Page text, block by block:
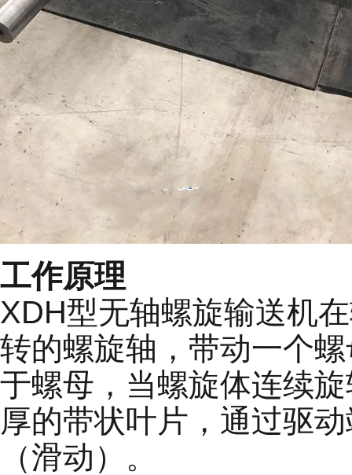
工作原理
XDH型无轴螺旋输送机
转的螺旋轴，带动一个
于螺母，当螺旋体连续
厚的带状叶片，通过驱
（滑动）。